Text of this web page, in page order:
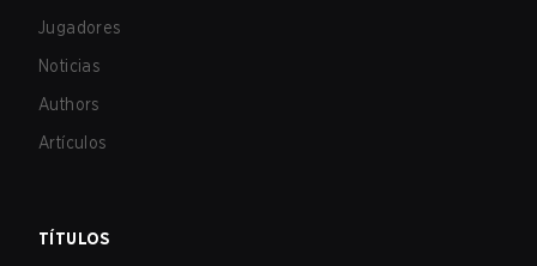
Jugadores
Noticias
Authors
Artículos
TÍTULOS